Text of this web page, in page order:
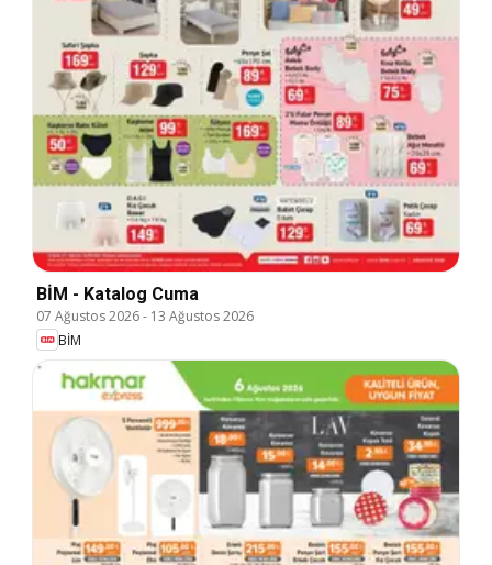
BİM - Katalog Cuma
07 Ağustos 2026- 13 Ağustos 2026
BİM